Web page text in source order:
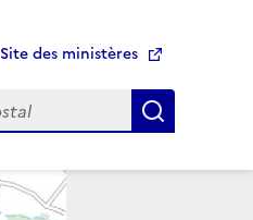
Site des ministères